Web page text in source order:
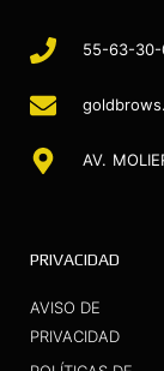
55-63-30-
AV.
PRIVACIDAD
AVISO DE
PRIVACIDAD